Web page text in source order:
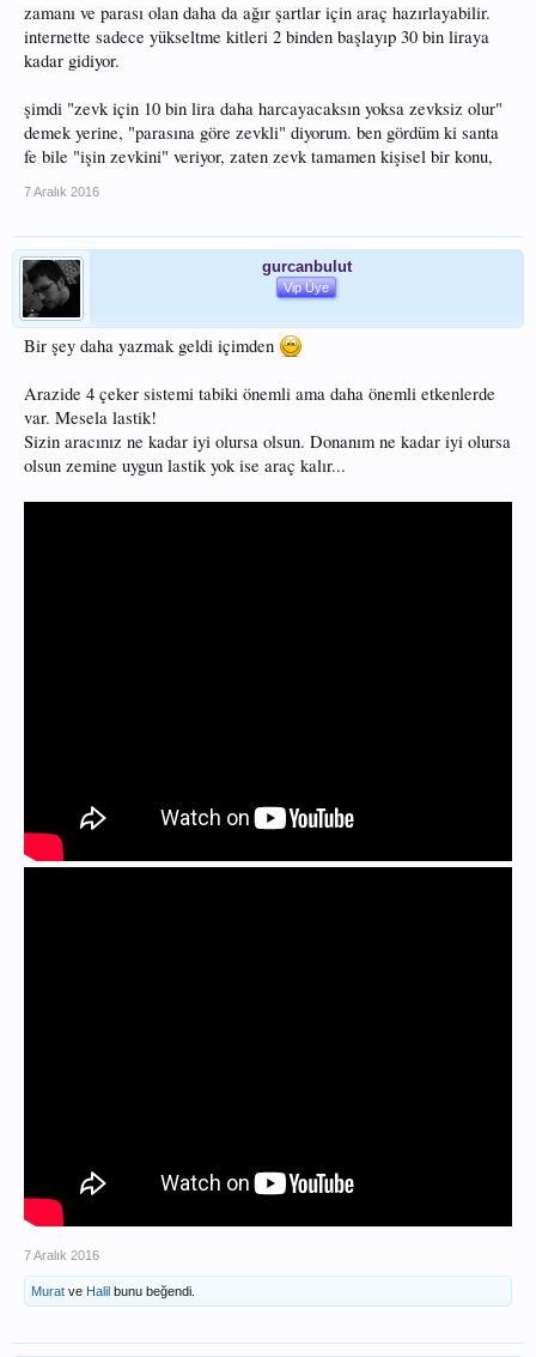
zamanı ve parası olan daha da ağır şartlar için araç hazırlayabilir.
internette sadece yükseltme kitleri 2 binden başlayıp 30 bin liraya
kadar gidiyor.
şimdi "zevk için 10 bin lira daha harcayacaksın yoksa zevksiz olur"
demek yerine, "parasına göre zevkli" diyorum. ben gördüm ki santa
fe bile "işin zevkini" veriyor, zaten zevk tamamen kişisel bir konu,
7 Aralık 2016
gurcanbulut
Vip Üye
Bir şey daha yazmak geldi içimden
Arazide 4 çeker sistemi tabiki önemli ama daha önemli etkenlerde
var. Mesela lastik!
Sizin aracınız ne kadar iyi olursa olsun. Donanım ne kadar iyi olursa
olsun zemine uygun lastik yok ise araç kalır...
7 Aralık 2016
Murat ve Halil bunu beğendi.